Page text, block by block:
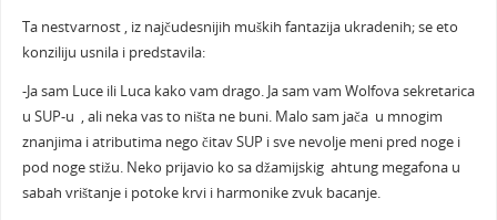
Ta nestvarnost , iz najčudesnijih muških fantazija ukradenih; se eto
konziliju usnila i predstavila:
-Ja sam Luce ili Luca kako vam drago. Ja sam vam Wolfova sekretarica
u SUP-u , ali neka vas to ništa ne buni. Malo sam jača u mnogim
znanjima i atributima nego čitav SUP i sve nevolje meni pred noge i
pod noge stižu. Neko prijavio ko sa džamijskig ahtung megafona u
sabah vrištanje i potoke krvi i harmonike zvuk bacanje.